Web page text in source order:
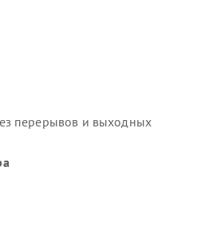
перерывов и выходных